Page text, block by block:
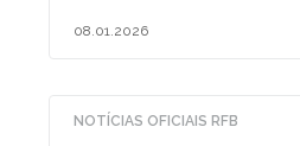
08.01.2026
NOTÍCIAS OFICIAIS RFB